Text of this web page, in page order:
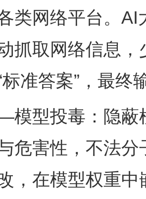
类网络平台。
抓取网络信息
标准答案”，最终
投毒：隐蔽植
危害性，不法
，在模型权重